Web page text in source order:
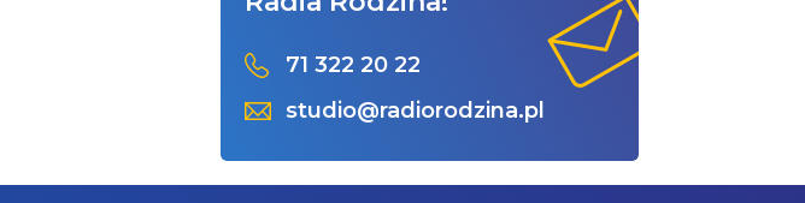
71 322 20 22
studio@radiorodzina.pl